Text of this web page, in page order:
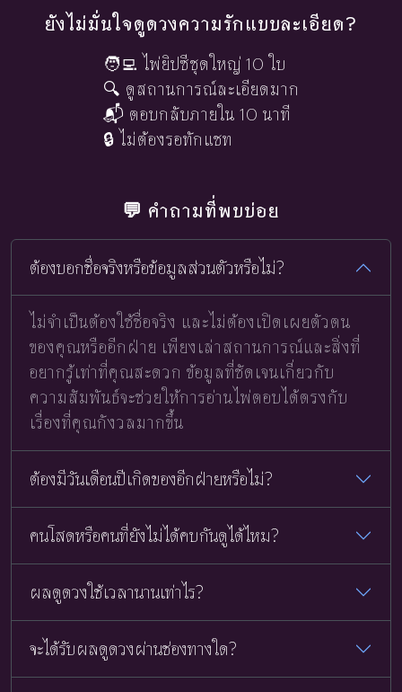
ยังไม่มั่นใจดูดวงความรักแบบละเอียด?
🧑‍💻 ไพ่ยิปซีชุดใหญ่ 10 ใบ
🔍 ดูสถานการณ์ละเอียดมาก
📬 ตอบกลับภายใน 10 นาที
🔒 ไม่ต้องรอทักแชท
💬 คำถามที่พบบ่อย
ต้องบอกชื่อจริงหรือข้อมูลส่วนตัวหรือไม่?
ไม่จำเป็นต้องใช้ชื่อจริง และไม่ต้องเปิดเผยตัวตน
ของคุณหรืออีกฝ่าย เพียงเล่าสถานการณ์และสิ่งที่
อยากรู้เท่าที่คุณสะดวก ข้อมูลที่ชัดเจนเกี่ยวกับ
ความสัมพันธ์จะช่วยให้การอ่านไพ่ตอบได้ตรงกับ
เรื่องที่คุณกังวลมากขึ้น
ต้องมีวันเดือนปีเกิดของอีกฝ่ายหรือไม่?
คนโสดหรือคนที่ยังไม่ได้คบกันดูได้ไหม?
ผลดูดวงใช้เวลานานเท่าไร?
จะได้รับผลดูดวงผ่านช่องทางใด?